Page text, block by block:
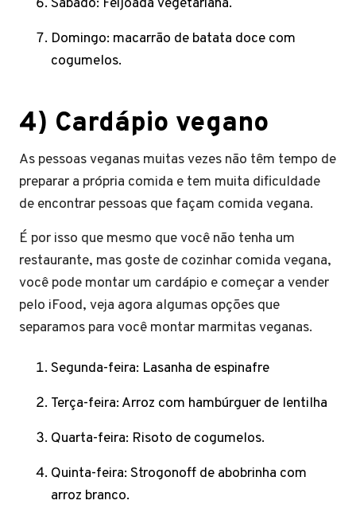
Domingo: macarrão de batata doce com
cogumelos.
4) Cardápio vegano
As pessoas veganas muitas vezes não têm tempo de
preparar a própria comida e tem muita dificuldade
de encontrar pessoas que façam comida vegana.
É por isso que mesmo que você não tenha um
restaurante, mas goste de cozinhar comida vegana,
você pode montar um cardápio e começar a vender
pelo iFood, veja agora algumas opções que
separamos para você montar marmitas veganas.
Segunda-feira: Lasanha de espinafre
Terça-feira: Arroz com hambúrguer de lentilha
Quarta-feira: Risoto de cogumelos.
Quinta-feira: Strogonoff de abobrinha com
arroz branco.